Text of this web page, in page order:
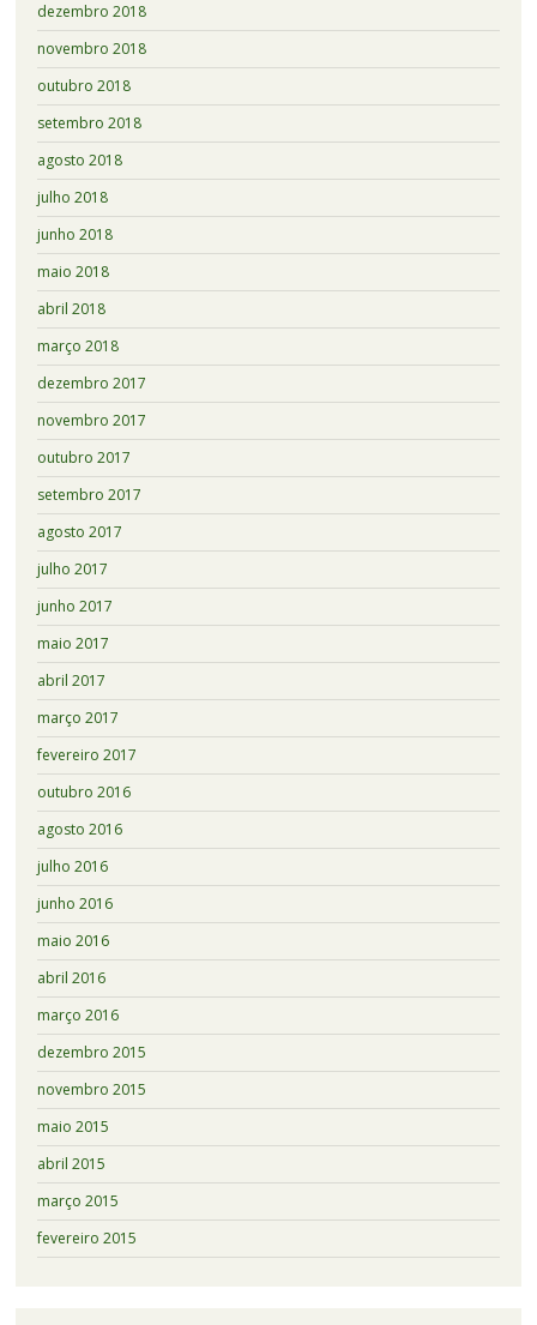
dezembro 2018
novembro 2018
outubro 2018
setembro 2018
agosto 2018
julho 2018
junho 2018
maio 2018
abril 2018
março 2018
dezembro 2017
novembro 2017
outubro 2017
setembro 2017
agosto 2017
julho 2017
junho 2017
maio 2017
abril 2017
março 2017
fevereiro 2017
outubro 2016
agosto 2016
julho 2016
junho 2016
maio 2016
abril 2016
março 2016
dezembro 2015
novembro 2015
maio 2015
abril 2015
março 2015
fevereiro 2015